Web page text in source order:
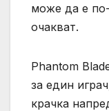
може да е
очакват.
Phantom
за един
крачка